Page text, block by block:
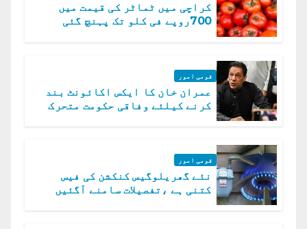
کراچی میں ٹماٹر کی قیمت میں
700روپے فی کلو تک پہنچ گئی
قومی امور
عمران خان کا ایکس اکائونٹ بند
کرنے کیلئے وفاقی حکومت متحرک
قومی امور
نئے گھریلوگیس کنکشن کی فیس
کتنی ہے ،تفصیلات سامنے آگئیں